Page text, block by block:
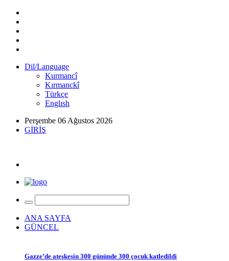
Dil/Language
Kurmancî
Kırmanckî
Türkçe
Englısh
Perşembe 06 Ağustos 2026
GİRİŞ
ANA SAYFA
GÜNCEL
Gazze’de ateşkesin 300 gününde 300 çocuk katledildi